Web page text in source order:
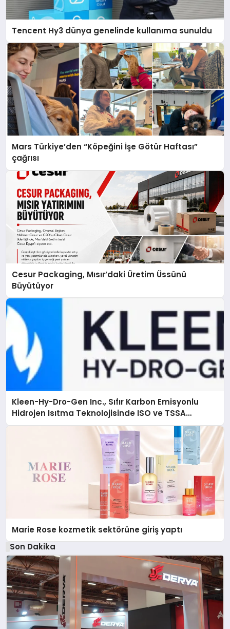
Tencent Hy3 dünya genelinde kullanıma sunuldu
Mars Türkiye’den “Köpeğini İşe Götür Haftası”
çağrısı
Cesur Packaging, Mısır’daki Üretim Üssünü
Büyütüyor
Kleen-Hy-Dro-Gen Inc., Sıfır Karbon Emisyonlu
Hidrojen Isıtma Teknolojisinde ISO ve TSSA
Düzenleyici Onaylarını Aldı
Marie Rose kozmetik sektörüne giriş yaptı
Son Dakika